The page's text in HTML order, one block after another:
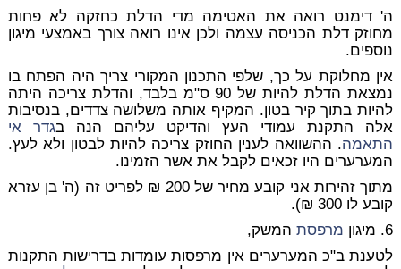
ה' דימנט רואה את האטימה מדי הדלת כחזקה לא פחות
מחוזק דלת הכניסה עצמה ולכן אינו רואה צורך באמצעי מיגון
נוספים.
אין מחלוקת על כך, שלפי התכנון המקורי צריך היה הפתח בו
נמצאת הדלת להיות של 90 ס"מ בלבד, והדלת צריכה היתה
להיות בתוך קיר בטון. המקיף אותה משלושה צדדים, בנסיבות
אלה התקנת עמודי העץ והדיקט עליהם הנה בגדר
אי
התאמה. ההשוואה לענין החוזק צריכה להיות לבטון ולא לעץ.
המערערים היו זכאים לקבל את אשר הזמינו.
מתוך זהירות אני קובע מחיר של 200 ₪ לפריט זה (ה' בן עזרא
קובע לו 300 ₪).
6. מיגון
מרפסתהמשק,
לטענת ב"כ המערערים אין מרפסות עומדות בדרישות התקנות